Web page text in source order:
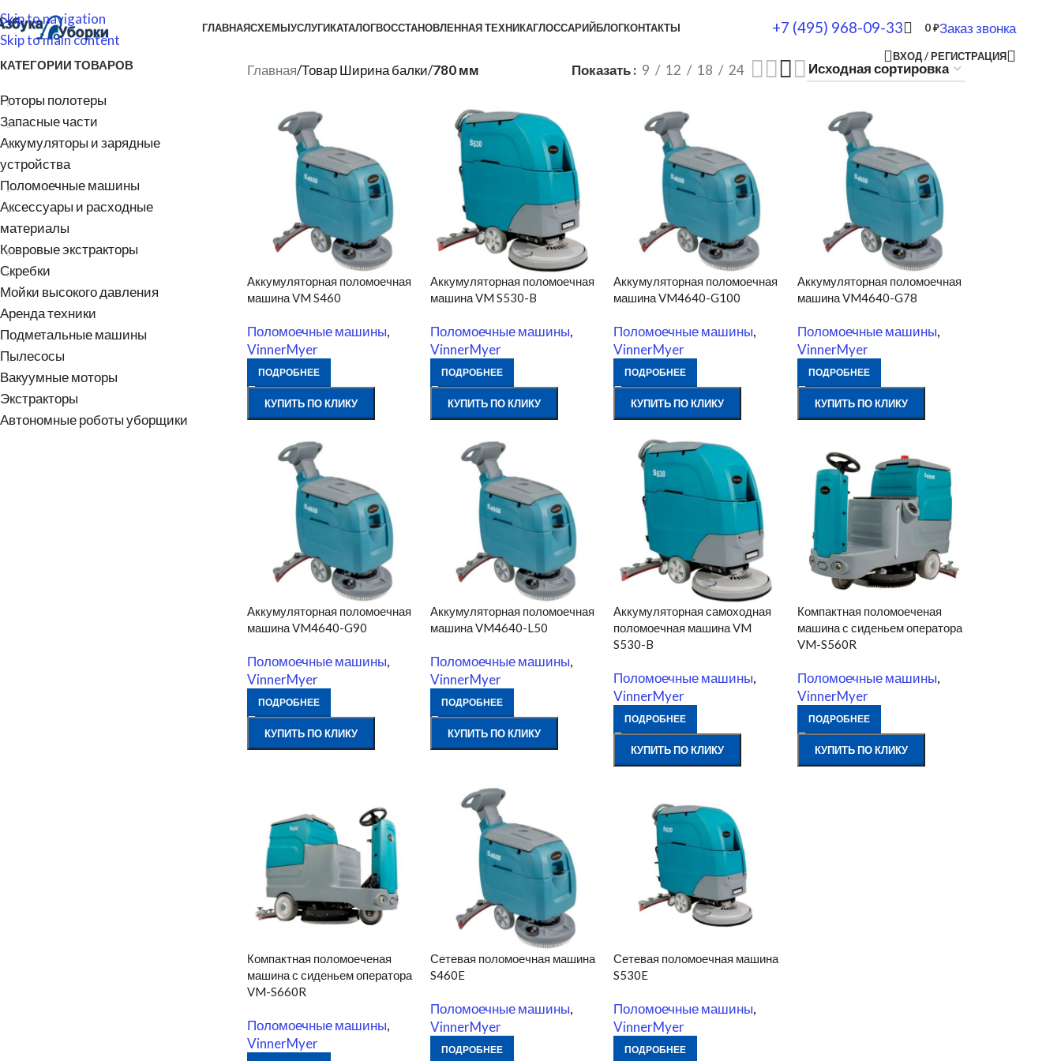
Skip to navigation
Skip to main content
ГЛАВНАЯСХЕМЫУСЛУГИКАТАЛОГВОССТАНОВЛЕННАЯ ТЕХНИКАГЛОССАРИЙБЛОГКОНТАКТЫ +7 (495) 968-09-33 0₽Заказ звонка
ВХОД / РЕГИСТРАЦИЯ
КАТЕГОРИИ ТОВАРОВ
Роторы полотеры
Запасные части
Аккумуляторы и зарядные
устройства
Поломоечные машины
Аксессуары и расходные
материалы
Ковровые экстракторы
Скребки
Мойки высокого давления
Аренда техники
Подметальные машины
Пылесосы
Вакуумные моторы
Экстракторы
Автономные роботы уборщики
Главная/Товар Ширина балки/780 мм Показать 9 12 18 24
Аккумуляторная поломоечная
машина VM S460
Поломоечные машины,
VinnerMyer
ПОДРОБНЕЕ
КУПИТЬ ПО КЛИКУ
Аккумуляторная поломоечная
машина VM S530-B
Поломоечные машины,
VinnerMyer
ПОДРОБНЕЕ
КУПИТЬ ПО КЛИКУ
Аккумуляторная поломоечная
машина VM4640-G100
Поломоечные машины,
VinnerMyer
ПОДРОБНЕЕ
КУПИТЬ ПО КЛИКУ
Аккумуляторная поломоечная
машина VM4640-G78
Поломоечные машины,
VinnerMyer
ПОДРОБНЕЕ
КУПИТЬ ПО КЛИКУ
Аккумуляторная поломоечная
машина VM4640-G90
Поломоечные машины,
VinnerMyer
ПОДРОБНЕЕ
КУПИТЬ ПО КЛИКУ
Аккумуляторная поломоечная
машина VM4640-L50
Поломоечные машины,
VinnerMyer
ПОДРОБНЕЕ
КУПИТЬ ПО КЛИКУ
Аккумуляторная самоходная
поломоечная машина VM
S530-B
Поломоечные машины,
VinnerMyer
ПОДРОБНЕЕ
КУПИТЬ ПО КЛИКУ
Компактная поломоеченая
машина с сиденьем оператора
VM-S560R
Поломоечные машины,
VinnerMyer
ПОДРОБНЕЕ
КУПИТЬ ПО КЛИКУ
Компактная поломоеченая
машина с сиденьем оператора
VM-S660R
Поломоечные машины,
VinnerMyer
Сетевая поломоечная машина
S460E
Поломоечные машины,
VinnerMyer
ПОДРОБНЕЕ
Сетевая поломоечная машина
S530E
Поломоечные машины,
VinnerMyer
ПОДРОБНЕЕ